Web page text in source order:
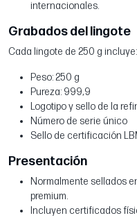
internacionales.
Grabados del lingote
Cada lingote de 250 g incluye:
Peso: 250 g
Pureza: 999,9
Logotipo y sello de la
Número de serie único
Sello de certificación
Presentación
Normalmente sellados
premium.
Incluyen certificados